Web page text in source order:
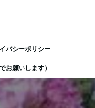
バシーポリシー
お願いします）